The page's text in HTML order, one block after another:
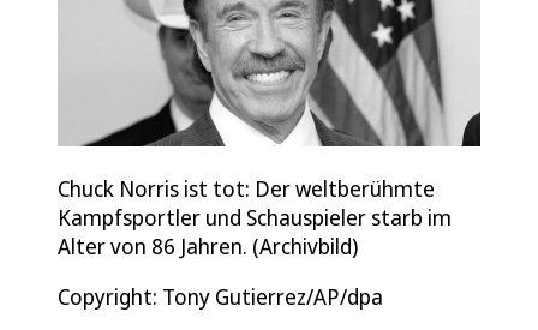
Chuck Norris ist tot: Der weltberühmte
Kampfsportler und Schauspieler starb im
Alter von 86 Jahren. (Archivbild)
Copyright: Tony Gutierrez/AP/dpa